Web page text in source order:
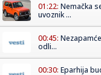
01:22: Nemačka
uvoznik ...
00:45:
odli...
00:30: Eparhija